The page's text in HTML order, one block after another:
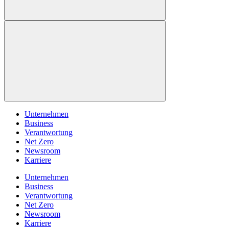
Unternehmen
Business
Verantwortung
Net Zero
Newsroom
Karriere
Unternehmen
Business
Verantwortung
Net Zero
Newsroom
Karriere